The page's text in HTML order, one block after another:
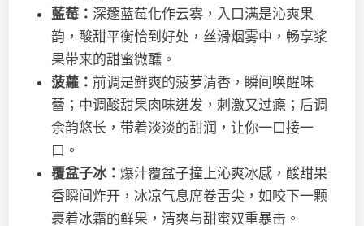
藍莓： 深邃蓝莓化作云雾，入口满是沁爽果
韵，酸甜平衡恰到好处，丝滑烟雾中，畅享浆
果带来的甜蜜微醺。
菠蘿： 前调是鲜爽的菠萝清香，瞬间唤醒味
蕾；中调酸甜果肉味迸发，刺激又过瘾；后调
余韵悠长，带着淡淡的甜润，让你一口接一
口。
覆盆子冰：爆汁覆盆子撞上沁爽冰感，酸甜果
香瞬间炸开，冰凉气息席卷舌尖，如咬下一颗
裹着冰霜的鲜果，清爽与甜蜜双重暴击。